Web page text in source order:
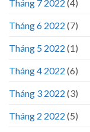
Tháng 7 2022 (4)
Tháng 6 2022 (7)
Tháng 5 2022 (1)
Tháng 4 2022 (6)
Tháng 3 2022 (3)
Tháng 2 2022 (5)